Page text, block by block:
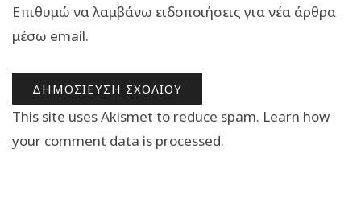
Επιθυμώ να λαμβάνω ειδοποιήσεις για νέα άρθρα
μέσω email.
This site uses Akismet to reduce spam. Learn how
your comment data is processed.